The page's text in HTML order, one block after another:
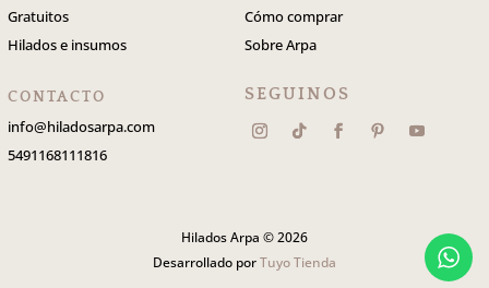
Gratuitos
Hilados e insumos
Cómo comprar
Sobre Arpa
CONTACTO
info@hiladosarpa.com
5491168111816
SEGUINOS
Hilados Arpa © 2026
Desarrollado porTuyo Tienda